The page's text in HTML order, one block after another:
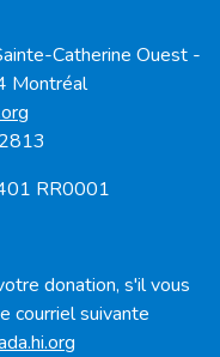
Catherine Ouest -
Montréal
RR0001
donation, s'il vous
courriel suivante